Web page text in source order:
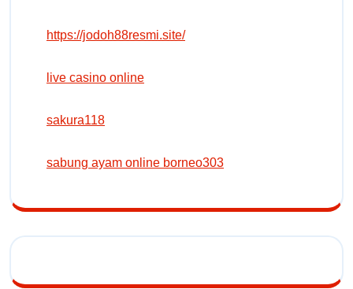
https://jodoh88resmi.site/
live casino online
sakura118
sabung ayam online borneo303